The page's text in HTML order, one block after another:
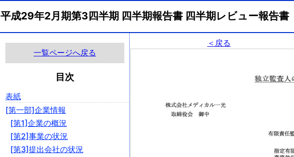
平成29年2月期第3四半期 四半期報告書 四半期レビュー報告書
一覧ページへ戻る
目次
表紙
[第一部]企業情報
[第1]企業の概況
[第2]事業の状況
[第3]提出会社の状況
＜戻る